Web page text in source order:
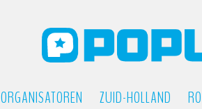
ORGANISATOREN ZUID-HOLLAND